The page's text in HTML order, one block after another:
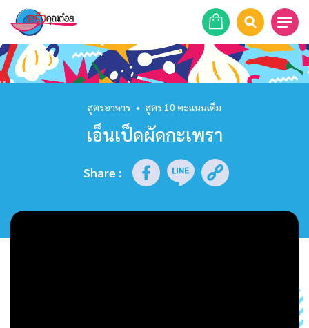
หน้าแรก
รายการย้อนหลัง
สูตรอาหาร • สูตร 10 คะแนนเต็ม
เอ็นเป็ดผัดกะเพรา
Share :